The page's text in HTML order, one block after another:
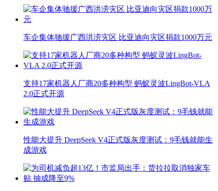
车企集体驰援广西洪涝灾区 比亚迪向灾区捐款1000万元
支持17家机器人厂商20多种构型 蚂蚁灵波LingBot-VLA
2.0正式开源
性能大提升 DeepSeek V4正式版灰度测试：9毛钱就能生
成游戏